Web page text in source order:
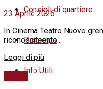
Consigli di quartiere
Partecipa
Info Utili
23 Aprile 2026
In Cinema Teatro Nuovo
riconoscimento...
Leggi di piùDetails